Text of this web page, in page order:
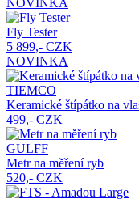
NOVINKA
Fly Tester
5 899,- CZK
NOVINKA
TIEMCO
Keramické štípátko na
499,- CZK
GULFF
Metr na měření ryb
520,- CZK